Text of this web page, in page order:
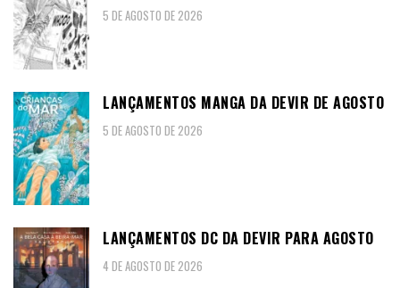
5 DE AGOSTO DE 2026
LANÇAMENTOS MANGA DA DEVIR DE AGOSTO
5 DE AGOSTO DE 2026
LANÇAMENTOS DC DA DEVIR PARA AGOSTO
4 DE AGOSTO DE 2026